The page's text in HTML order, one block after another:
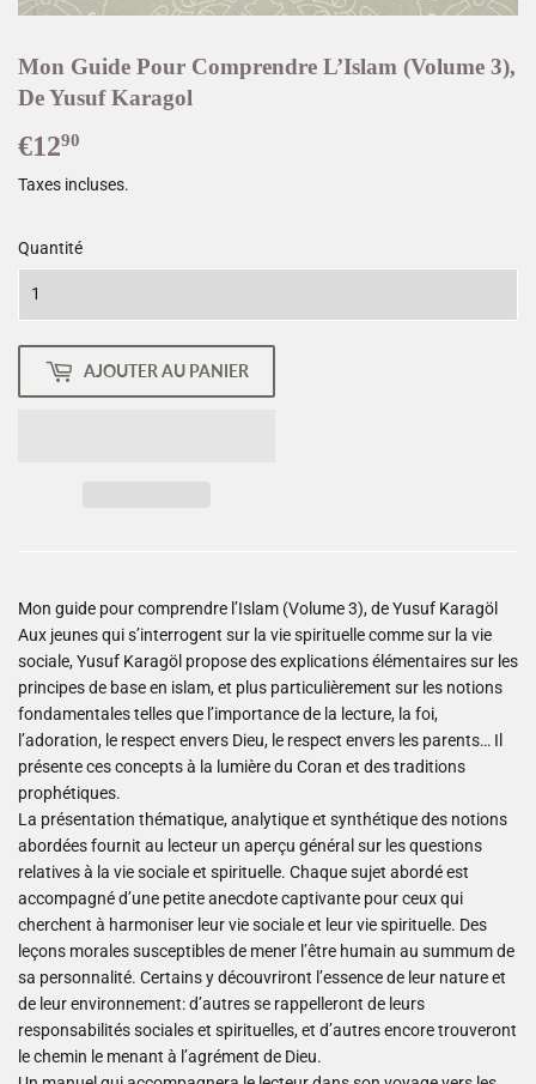
Mon Guide Pour Comprendre L’Islam (Volume 3),
De Yusuf Karagol
€1290
Taxes incluses.
Quantité
AJOUTER AU PANIER
Mon guide pour comprendre l’Islam (Volume 3), de Yusuf Karagöl
Aux jeunes qui s’interrogent sur la vie spirituelle comme sur la vie
sociale, Yusuf Karagöl propose des explications élémentaires sur les
principes de base en islam, et plus particulièrement sur les notions
fondamentales telles que l’importance de la lecture, la foi,
l’adoration, le respect envers Dieu, le respect envers les parents… Il
présente ces concepts à la lumière du Coran et des traditions
prophétiques.
La présentation thématique, analytique et synthétique des notions
abordées fournit au lecteur un aperçu général sur les questions
relatives à la vie sociale et spirituelle. Chaque sujet abordé est
accompagné d’une petite anecdote captivante pour ceux qui
cherchent à harmoniser leur vie sociale et leur vie spirituelle. Des
leçons morales susceptibles de mener l’être humain au summum de
sa personnalité. Certains y découvriront l’essence de leur nature et
de leur environnement: d’autres se rappelleront de leurs
responsabilités sociales et spirituelles, et d’autres encore trouveront
le chemin le menant à l’agrément de Dieu.